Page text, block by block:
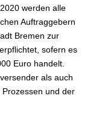
werden alle
Auftraggebern
Bremen zur
sofern es
Euro handelt.
als auch
und der